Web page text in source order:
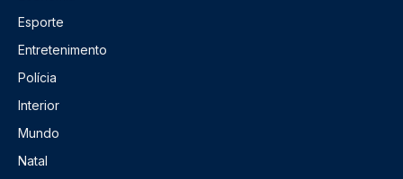
Esporte
Entretenimento
Polícia
Interior
Mundo
Natal